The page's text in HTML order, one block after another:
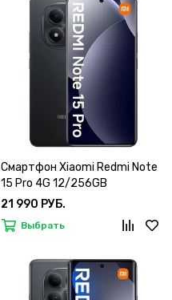
Смартфон Xiaomi Redmi Note
15 Pro 4G 12/256GB
21 990 РУБ.
Выбрать